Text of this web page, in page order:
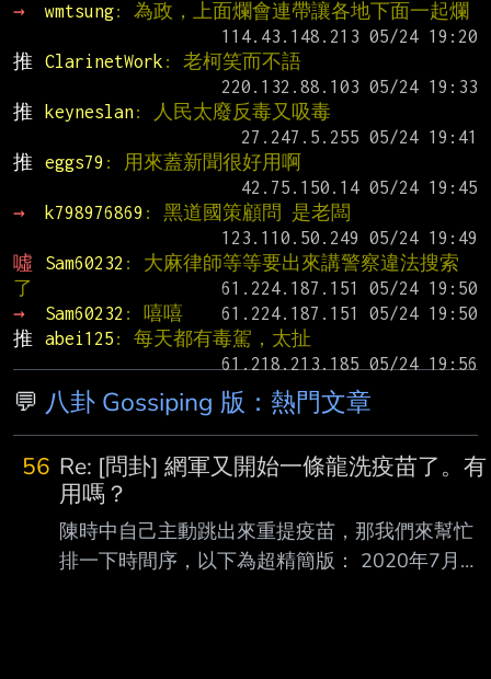
→
wmtsung: 為政，上面爛會連帶讓各地下面一起爛
推
ClarinetWork : 老柯笑而不語
推
keyneslan: 人民太廢反毒又吸毒
推
eggs79 : 用來蓋新聞很好用啊
→
k798976869 : 黑道國策顧問 是老闆
噓
Sam60232 : 大麻律師等等要出來講警察違法搜索
了
→
Sam60232 : 嘻嘻
推
abei125 : 每天都有毒駕，太扯
💬 八卦 Gossiping 版：熱門文章
56 Re: [問卦] 網軍又開始一條龍洗疫苗了。有
用嗎？
陳時中自己主動跳出來重提疫苗，那我們來幫忙
排一下時間序，以下為超精簡版： 2020年7月，